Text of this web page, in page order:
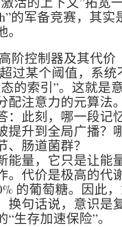
的军备竞赛，其
阶控制器及其代价
过某个阈值，系
的索引”。这就是
配注意力的元算法
：此刻，哪一段记
提升到全局广播？
、肠道菌群？
能量，它只是让能
。代价是极高的代
的葡萄糖。因此
换句话说，意识是
生存加速保险”。